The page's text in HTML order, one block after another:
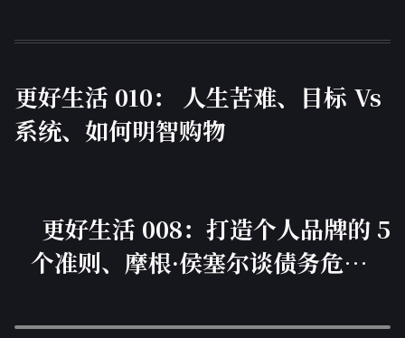
更好生活 010： 人生苦难、目标 Vs
系统、如何明智购物
更好生活 008：打造个人品牌的 5
个准则、摩根·侯塞尔谈债务危害、